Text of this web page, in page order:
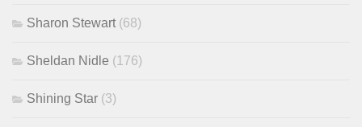
Sharon Stewart (68)
Sheldan Nidle (176)
Shining Star (3)